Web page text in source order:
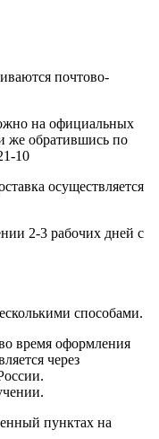
почтово-
на официальных
же обратившись по
10
осуществляется
2-3 рабочих дней с
способами.
время оформления
через
пунктах на